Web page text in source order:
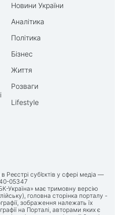
Новини України
Аналітика
Політика
Бізнес
Життя
Розваги
Lifestyle
Реєстрі суб’єктів у сфері медіа —
05347
Україна» має тримовну версію
головна сторінка порталу -
зображення належать їх
на Порталі, авторами яких є